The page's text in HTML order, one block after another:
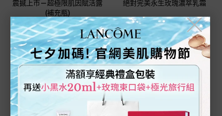
震撼上市—超極限肌因賦活露
(補充瓶)
GENIFIQUE ULTIMATE SERUM
REFILL
8
只有一種容量
補充瓶-50ml
NT$3,990
震撼上市—超極限肌因賦活露(補充瓶)
絕對完美永生玫瑰濃萃乳霜
0
請選擇一個容量
NT$7,650 起
╳